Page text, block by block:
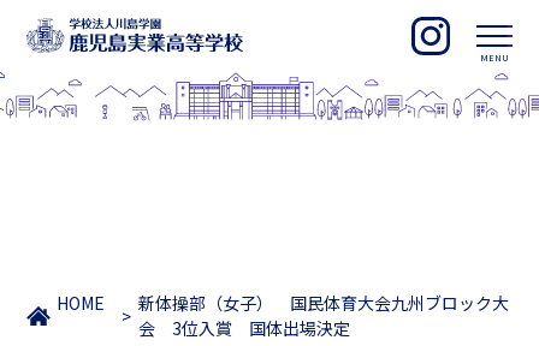
HOME
新体操部（女子） 国民体育大会九州ブロック大
会 3位入賞 国体出場決定